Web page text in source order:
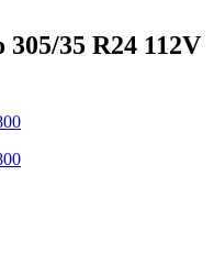
35 R24 112V